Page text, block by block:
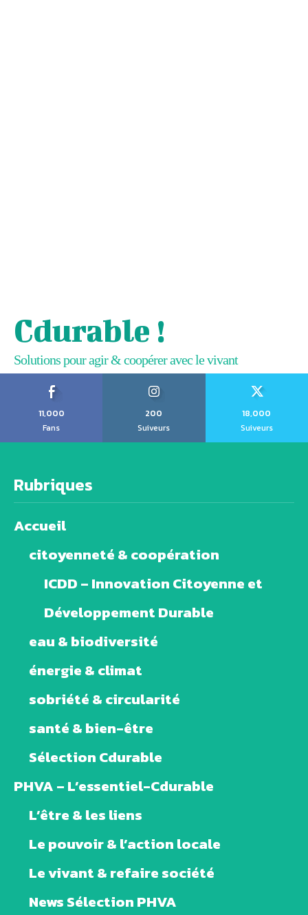
Cdurable !
Solutions pour agir & coopérer avec le vivant
11,000
Fans
200
Suiveurs
18,000
Suiveurs
Rubriques
Accueil
citoyenneté & coopération
ICDD – Innovation Citoyenne et
Développement Durable
eau & biodiversité
énergie & climat
sobriété & circularité
santé & bien-être
Sélection Cdurable
PHVA – L’essentiel-Cdurable
L’être & les liens
Le pouvoir & l’action locale
Le vivant & refaire société
News Sélection PHVA